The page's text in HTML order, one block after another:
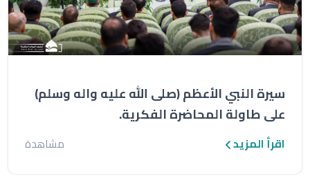
سيرة النبي الأعظم (صلى الله عليه واله وسلم)
على طاولة المحاضرة الفكرية.
اقرأ المزيد مشاهدة